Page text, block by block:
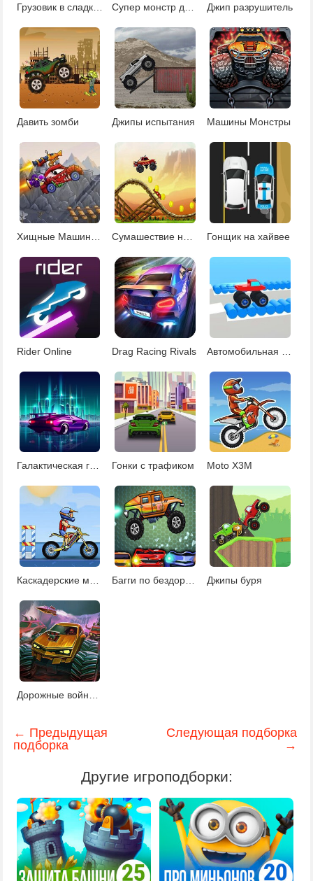
Грузовик в сладком королевстве Джип разрушитель
Давить зомби Джипы испытания Машины Монстры
Гонщик на хайвее
Rider Online Drag Racing Rivals
Галактическая гонка Гонки с трафиком Moto X3M
Каскадерские мотогонки на пляже Багги по бездорожью Джипы буря
Дорожные войны джипов
← Предыдущая
подборка
Следующая подборка
→
Другие игроподборки: